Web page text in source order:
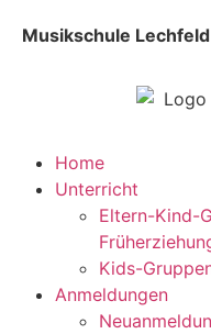
Musikschule Lechfeld
Home
Unterricht
Eltern-Kind-
Kids-
Anmeldungen